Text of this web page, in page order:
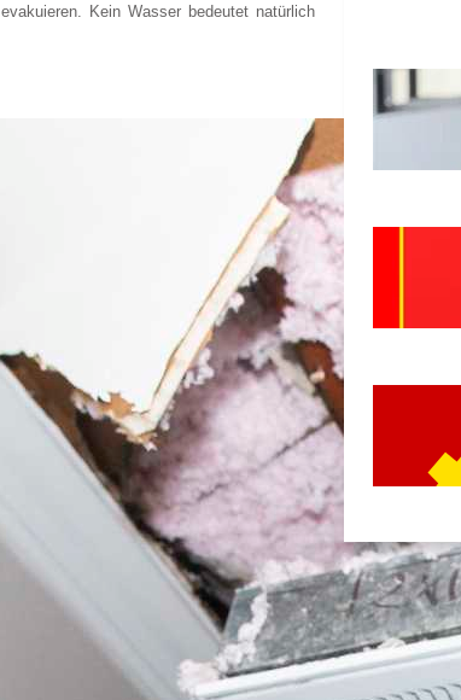
Kein Wasser bedeutet natürlich